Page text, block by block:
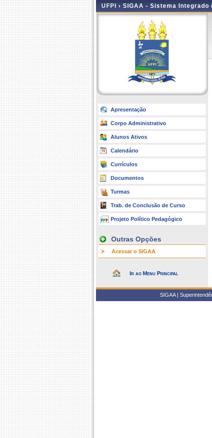
UFPI › SIGAA - Sistema
Apresentação
Corpo Administrativo
Alunos Ativos
Calendário
Currículos
Documentos
Turmas
Trab. de Conclusão de Curso
Projeto Político Pedagógico
Outras Opções
Acessar o SIGAA
Ir ao Menu Principal
SIGAA |